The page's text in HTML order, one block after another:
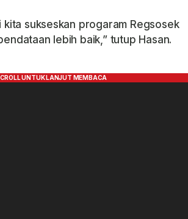
kita sukseskan progaram Regsosek
lebih baik,” tutup Hasan.